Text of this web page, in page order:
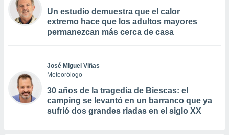
Un estudio demuestra que el calor
extremo hace que los adultos mayores
permanezcan más cerca de casa
José Miguel Viñas
Meteorólogo
30 años de la tragedia de Biescas: el
camping se levantó en un barranco que ya
sufrió dos grandes riadas en el siglo XX